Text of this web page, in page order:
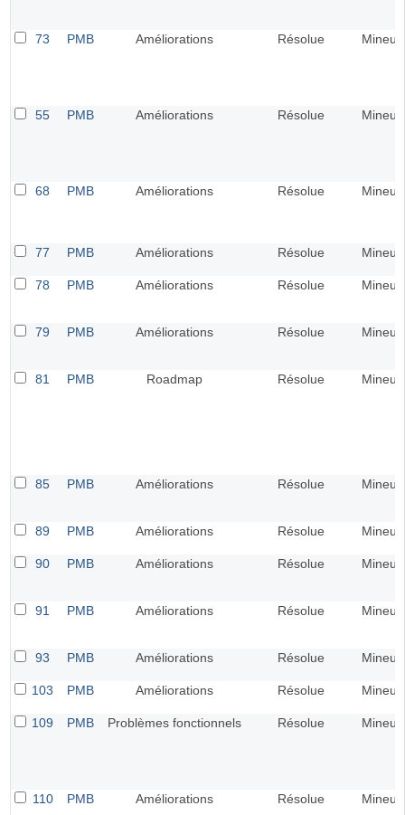
73 PMB Améliorations Résolue Mineur
55 PMB Améliorations Résolue Mineur
68 PMB Améliorations Résolue Mineur
77 PMB Améliorations Résolue Mineur
78 PMB Améliorations Résolue Mineur
79 PMB Améliorations Résolue Mineur
81 PMB Roadmap Résolue Mineur
85 PMB Améliorations Résolue Mineur
89 PMB Améliorations Résolue Mineur
90 PMB Améliorations Résolue Mineur
91 PMB Améliorations Résolue Mineur
93 PMB Améliorations Résolue Mineur
103 PMB Améliorations Résolue Mineur
109 PMB Problèmes fonctionnels Résolue Mineur
110 PMB Améliorations Résolue Mineur